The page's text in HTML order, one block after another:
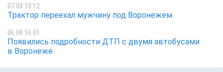
07.08 10:12
Трактор переехал мужчину под Воронежем
06.08 16:01
Появились подробности ДТП с двумя автобусами
в Воронеже